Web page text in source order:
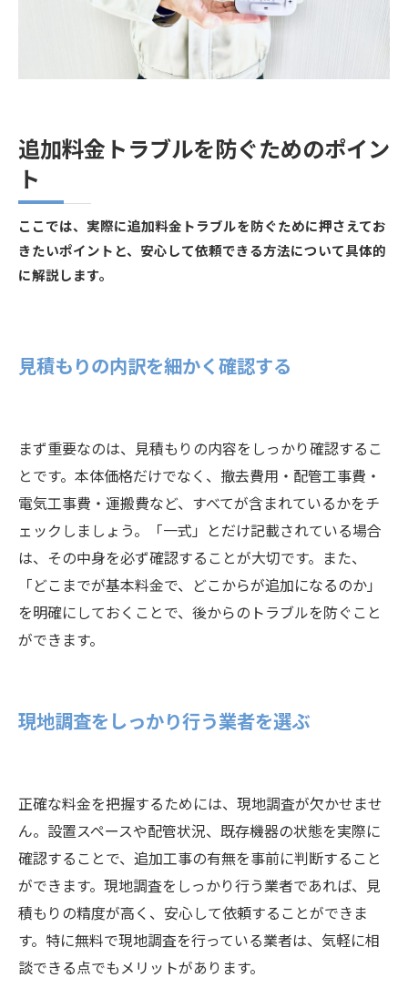
追加料金トラブルを防ぐためのポイン
ト
ここでは、実際に追加料金トラブルを防ぐために押さえてお
きたいポイントと、安心して依頼できる方法について具体的
に解説します。
見積もりの内訳を細かく確認する
まず重要なのは、見積もりの内容をしっかり確認するこ
とです。本体価格だけでなく、撤去費用・配管工事費・
電気工事費・運搬費など、すべてが含まれているかをチ
ェックしましょう。「一式」とだけ記載されている場合
は、その中身を必ず確認することが大切です。また、
「どこまでが基本料金で、どこからが追加になるのか」
を明確にしておくことで、後からのトラブルを防ぐこと
ができます。
現地調査をしっかり行う業者を選ぶ
正確な料金を把握するためには、現地調査が欠かせませ
ん。設置スペースや配管状況、既存機器の状態を実際に
確認することで、追加工事の有無を事前に判断すること
ができます。現地調査をしっかり行う業者であれば、見
積もりの精度が高く、安心して依頼することができま
す。特に無料で現地調査を行っている業者は、気軽に相
談できる点でもメリットがあります。